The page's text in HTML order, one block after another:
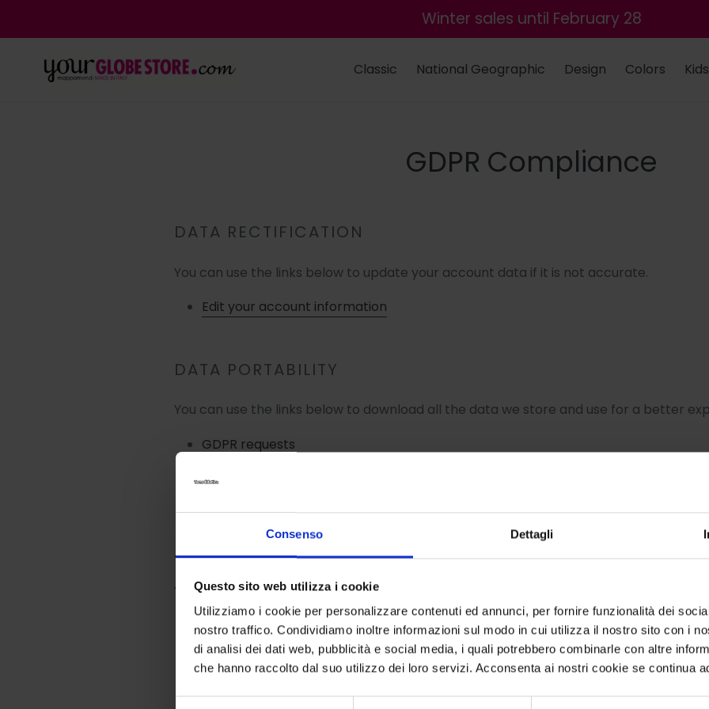
Consenso Dettagli
Questo sito web utilizza i cookie
Utilizziamo i cookie per personalizzare contenuti ed annunci, per fornire funzionalità dei
nostro traffico. Condividiamo inoltre informazioni sul modo in cui utilizza il nostro sito con i
di analisi dei dati web, pubblicità e social media, i quali potrebbero combinarle con altre
che hanno raccolto dal suo utilizzo dei loro servizi. Acconsenta ai nostri cookie se continua
Winter sales until February 28
Classic National Geographic Design Colors Kids
GDPR Compliance
DATA RECTIFICATION
You can use the links below to update your account data if it is not accurate.
Edit your account information
DATA PORTABILITY
You can use the links below to download all the data we store and use for a better
GDPR requests
Orders
ACCESS TO PERSONAL DATA
You can use the link below to request a report which will contain all personal
Request a report